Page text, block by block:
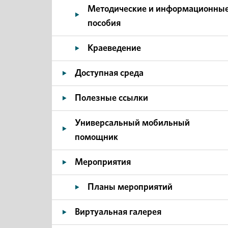
Методические и
пособия
Краеведение
Доступная среда
Полезные ссылки
Универсальный мобильный
помощник
Мероприятия
Планы мероприятий
Виртуальная галерея